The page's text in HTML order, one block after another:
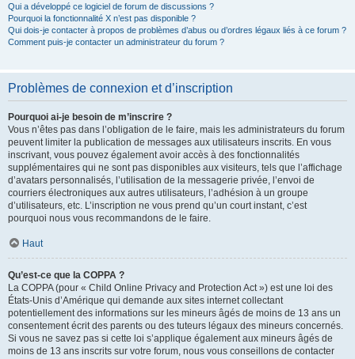
Qui a développé ce logiciel de forum de discussions ?
Pourquoi la fonctionnalité X n’est pas disponible ?
Qui dois-je contacter à propos de problèmes d’abus ou d’ordres légaux liés à ce forum ?
Comment puis-je contacter un administrateur du forum ?
Problèmes de connexion et d’inscription
Pourquoi ai-je besoin de m’inscrire ?
Vous n’êtes pas dans l’obligation de le faire, mais les administrateurs du forum
peuvent limiter la publication de messages aux utilisateurs inscrits. En vous
inscrivant, vous pouvez également avoir accès à des fonctionnalités
supplémentaires qui ne sont pas disponibles aux visiteurs, tels que l’affichage
d’avatars personnalisés, l’utilisation de la messagerie privée, l’envoi de
courriers électroniques aux autres utilisateurs, l’adhésion à un groupe
d’utilisateurs, etc. L’inscription ne vous prend qu’un court instant, c’est
pourquoi nous vous recommandons de le faire.
Haut
Qu’est-ce que la COPPA ?
La COPPA (pour « Child Online Privacy and Protection Act ») est une loi des
États-Unis d’Amérique qui demande aux sites internet collectant
potentiellement des informations sur les mineurs âgés de moins de 13 ans un
consentement écrit des parents ou des tuteurs légaux des mineurs concernés.
Si vous ne savez pas si cette loi s’applique également aux mineurs âgés de
moins de 13 ans inscrits sur votre forum, nous vous conseillons de contacter